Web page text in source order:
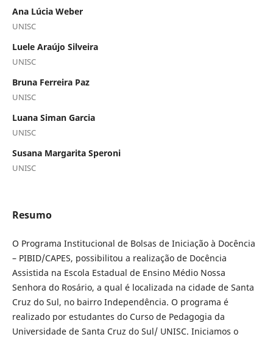
Ana Lúcia Weber
UNISC
Luele Araújo Silveira
UNISC
Bruna Ferreira Paz
UNISC
Luana Siman Garcia
UNISC
Susana Margarita Speroni
UNISC
Resumo
O Programa Institucional de Bolsas de Iniciação à Docência
– PIBID/CAPES, possibilitou a realização de Docência
Assistida na Escola Estadual de Ensino Médio Nossa
Senhora do Rosário, a qual é localizada na cidade de Santa
Cruz do Sul, no bairro Independência. O programa é
realizado por estudantes do Curso de Pedagogia da
Universidade de Santa Cruz do Sul/ UNISC. Iniciamos o